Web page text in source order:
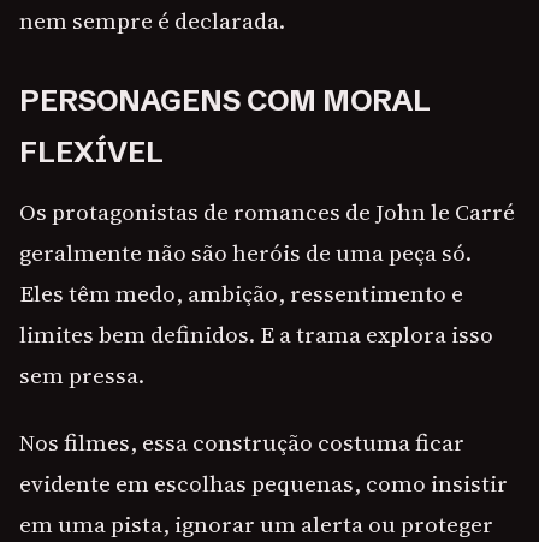
nem sempre é declarada.
PERSONAGENS COM MORAL
FLEXÍVEL
Os protagonistas de romances de John le Carré
geralmente não são heróis de uma peça só.
Eles têm medo, ambição, ressentimento e
limites bem definidos. E a trama explora isso
sem pressa.
Nos filmes, essa construção costuma ficar
evidente em escolhas pequenas, como insistir
em uma pista, ignorar um alerta ou proteger